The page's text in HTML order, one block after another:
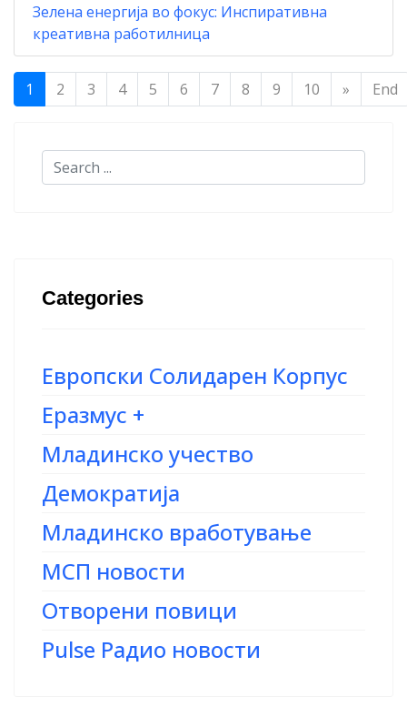
Зелена енергија во фокус: Инспиративна
креативна работилница
1 2 3 4 5 6 7 8 9 10 » End
Categories
Европски Солидарен Корпус
Еразмус +
Младинско учество
Демократија
Младинско вработување
МСП новости
Отворени повици
Pulse Радио новости